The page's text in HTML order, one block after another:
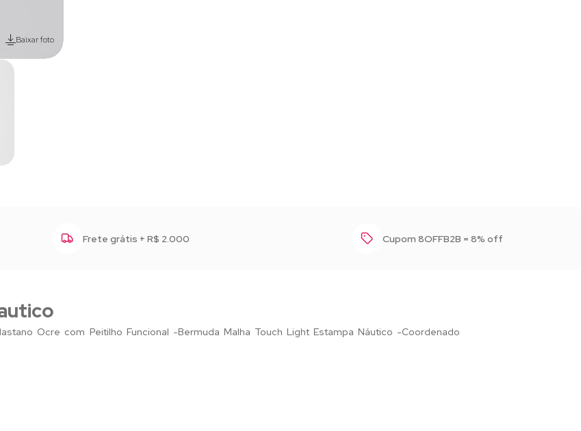
Baixar foto
Frete grátis + R$ 2.000 Cupom 8OFFB2B = 8% off
Ocre com Peitilho Funcional -Bermuda Malha Touch Light Estampa Náutico -Coordenado